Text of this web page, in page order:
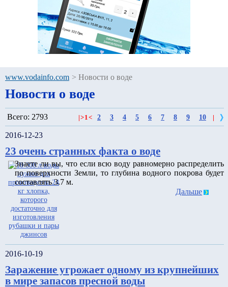
www.vodainfo.com > Новости о воде
Новости о воде
Всего: 2793 >1< 2 3 4 5 6 7 8 9 10
2016-12-23
23 очень странных факта о воде
Знаете ли вы, что если всю воду равномерно распределить
по поверхности Земли, то глубина водного покрова будет
составлять 3.7 м.
Дальше
2016-10-19
Заражение угрожает одному из крупнейших
в мире запасов пресной воды